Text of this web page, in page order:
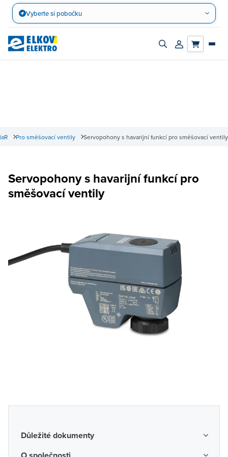
Přejít
obsah
Vyberte si pobočku
Zapnout/vypnout
Přihlásit/
Servopohony s havarijní funkcí pro směšovací ventily
Pro směšovací ventily
Servopohony s havarijní funkcí pro
směšovací ventily
Důležité dokumenty
Obchodní podmínky